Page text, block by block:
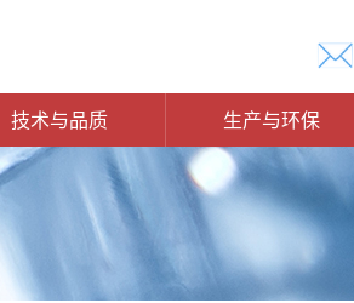
技术与品质 生产与环保